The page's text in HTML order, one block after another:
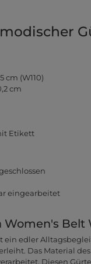
cm (W110)
cm
Etikett
eingearbeitet
Women's Belt
ein edler
Das Material
Diesen